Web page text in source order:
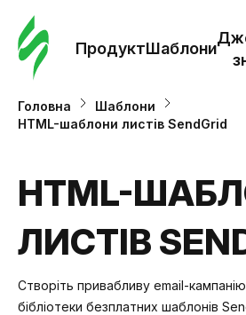
ПродуктШаблони
Головна
Шаблони
HTML-шаблони листів SendGrid
HTML-
ЛИСТІВ
Створіть привабливу email-
бібліотеки безплатних шаблонів